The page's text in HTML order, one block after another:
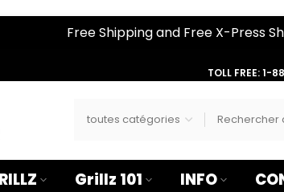
Free Shipping and Free X-Press
TOLL FREE: 1-
Grillz 101 INFO